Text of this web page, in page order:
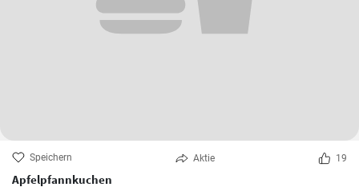
Speichern Aktie 19
Apfelpfannkuchen